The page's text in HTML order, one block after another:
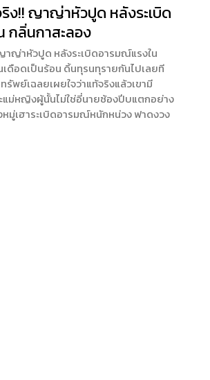
ริง!! ญาญ่าหัวปูด หลังระเบิด
กลิ่นกาสะลอง
าญ่าหัวปูด หลังระเบิดอารมณ์แรงใน
ดือดเป็นร้อน ดิ้นทุรนทุรายกันไปเลยที
รัพย์เฉลยเผยใจว่าแท้จริงแล้วเขามี
แม่หญิงผู้นั้นไม่ใช่อี่นายซ้องปีบแตกอย่าง
หมู่เฮาระเบิดอารมณ์หนักหน่วง ฟาดงวง